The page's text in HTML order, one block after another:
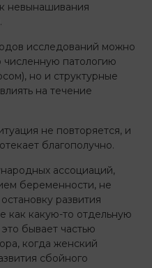
невынашивания
исследований можно
численную патологию
но и структурные
на течение
не повторяется, и
благополучно.
ассоциаций,
беременности, не
развития
как какую-то отдельную
бывает частью
когда женский
сбойного